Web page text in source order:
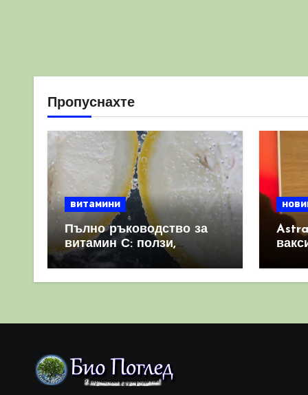
Пропуснахте
витамини
Пълно ръководство за
витамин С: ползи,
източници и защо е
важен за имунната
като